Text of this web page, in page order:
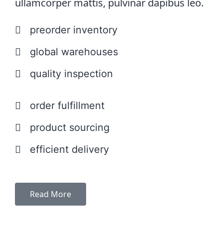
ullamcorper mattis, pulvinar dapibus leo.
preorder inventory
global warehouses
quality inspection
order fulfillment
product sourcing
efficient delivery
Read More